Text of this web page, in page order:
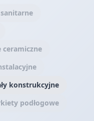
ceramiczne
konstrukcyjne
podłogowe